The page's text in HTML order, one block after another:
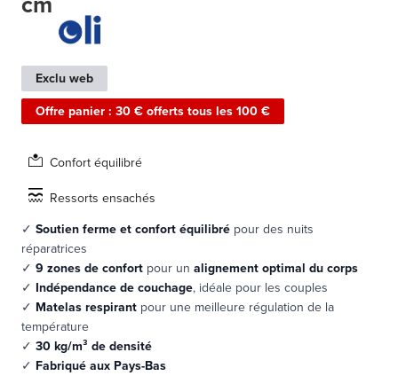
Exclu web
Offre panier : 30 € offerts tous les 100 €
Confort équilibré
Ressorts ensachés
✓ Soutien ferme et confort équilibré pour des nuits
réparatrices
✓ 9 zones de confort pour un alignement optimal du corps
✓ Indépendance de couchage, idéale pour les couples
✓ Matelas respirant pour une meilleure régulation de la
température
✓ 30 kg/m³ de densité
✓ Fabriqué aux Pays-Bas